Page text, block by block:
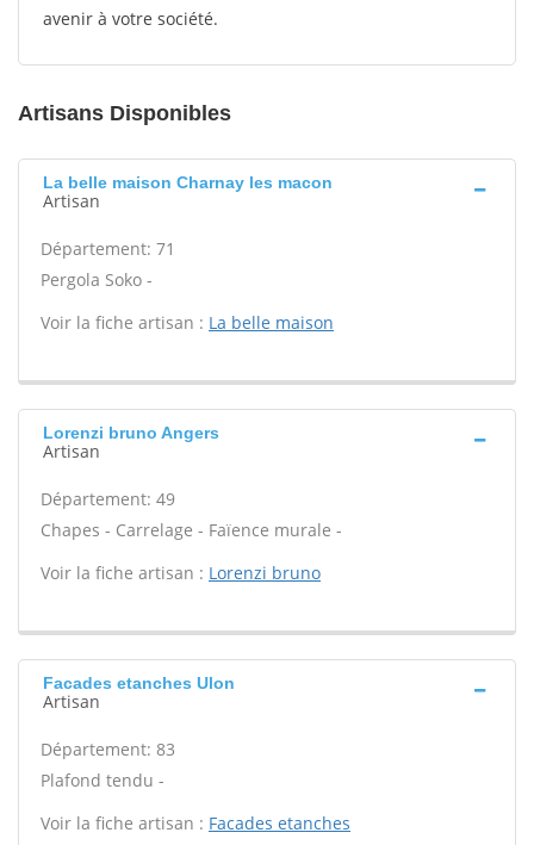
avenir à votre société.
Artisans Disponibles
La belle maison Charnay les macon
Artisan
Département: 71
Pergola Soko -
Voir la fiche artisan : La belle maison
Lorenzi bruno Angers
Artisan
Département: 49
Chapes - Carrelage - Faïence murale -
Voir la fiche artisan : Lorenzi bruno
Facades etanches Ulon
Artisan
Département: 83
Plafond tendu -
Voir la fiche artisan : Facades etanches